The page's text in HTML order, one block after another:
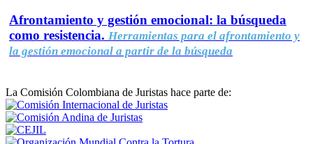
Afrontamiento y gestión emocional: la búsqueda
como resistencia. Herramientas para el afrontamiento y
la gestión emocional a partir de la búsqueda
La Comisión Colombiana de Juristas hace parte de: